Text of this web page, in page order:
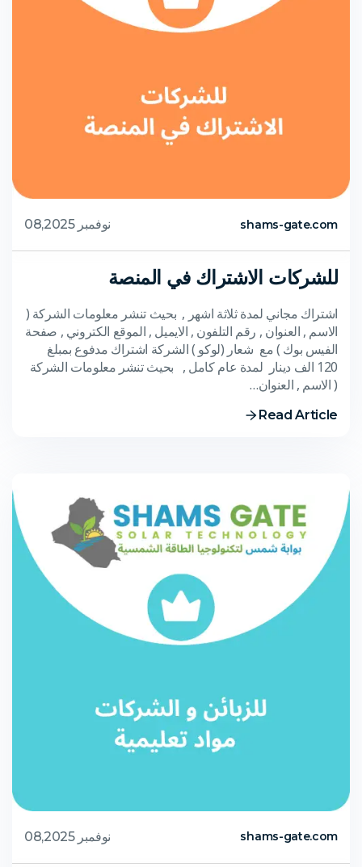
shams-gate.com نوفمبر 08,2025
للشركات الاشتراك في المنصة
اشتراك مجاني لمدة ثلاثة اشهر , بحيث تنشر معلومات الشركة (
الاسم , العنوان , رقم التلفون , الايميل , الموقع الكتروني , صفحة
الفيس بوك ) مع شعار (لوكو ) الشركة اشتراك مدفوع بمبلغ
120 الف دينار لمدة عام كامل , بحيث تنشر معلومات الشركة
( الاسم , العنوان…
Read Article
shams-gate.com نوفمبر 08,2025